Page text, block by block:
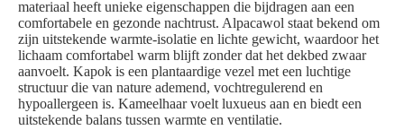
materiaal heeft unieke eigenschappen die bijdragen aan een
comfortabele en gezonde nachtrust. Alpacawol staat bekend om
zijn uitstekende warmte-isolatie en lichte gewicht, waardoor het
lichaam comfortabel warm blijft zonder dat het dekbed zwaar
aanvoelt. Kapok is een plantaardige vezel met een luchtige
structuur die van nature ademend, vochtregulerend en
hypoallergeen is. Kameelhaar voelt luxueus aan en biedt een
uitstekende balans tussen warmte en ventilatie.